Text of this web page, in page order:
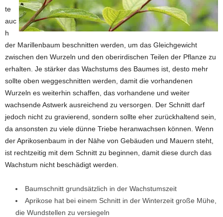
te
auc
h
der Marillenbaum beschnitten werden, um das Gleichgewicht
zwischen den Wurzeln und den oberirdischen Teilen der Pflanze zu
erhalten. Je stärker das Wachstums des Baumes ist, desto mehr
sollte oben weggeschnitten werden, damit die vorhandenen
Wurzeln es weiterhin schaffen, das vorhandene und weiter
wachsende Astwerk ausreichend zu versorgen. Der Schnitt darf
jedoch nicht zu gravierend, sondern sollte eher zurückhaltend sein,
da ansonsten zu viele dünne Triebe heranwachsen können. Wenn
der Aprikosenbaum in der Nähe von Gebäuden und Mauern steht,
ist rechtzeitig mit dem Schnitt zu beginnen, damit diese durch das
Wachstum nicht beschädigt werden.
Baumschnitt grundsätzlich in der Wachstumszeit
Aprikose hat bei einem Schnitt in der Winterzeit große Mühe,
die Wundstellen zu versiegeln